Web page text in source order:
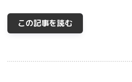
この記事を読む